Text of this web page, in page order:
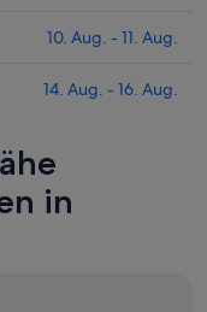
10. Aug. - 11. Aug.
14. Aug. - 16. Aug.
in